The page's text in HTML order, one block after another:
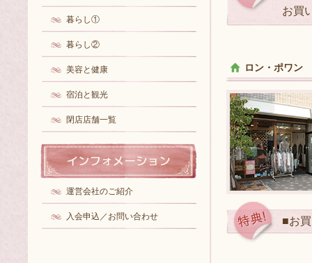
暮らし①
暮らし②
美容と健康
宿泊と観光
閉店店舗一覧
運営会社のご紹介
入会申込／お問い合わせ
お買
ロン・ポワン
■お